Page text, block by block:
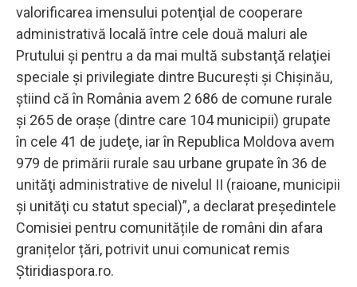
valorificarea imensului potenţial de cooperare
administrativă locală între cele două maluri ale
Prutului şi pentru a da mai multă substanţă relaţiei
speciale şi privilegiate dintre Bucureşti şi Chişinău,
ştiind că în România avem 2 686 de comune rurale
şi 265 de oraşe (dintre care 104 municipii) grupate
în cele 41 de judeţe, iar în Republica Moldova avem
979 de primării rurale sau urbane grupate în 36 de
unităţi administrative de nivelul II (raioane, municipii
şi unităţi cu statut special)”, a declarat președintele
Comisiei pentru comunitățile de români din afara
granițelor țări, potrivit unui comunicat remis
Știridiaspora.ro.